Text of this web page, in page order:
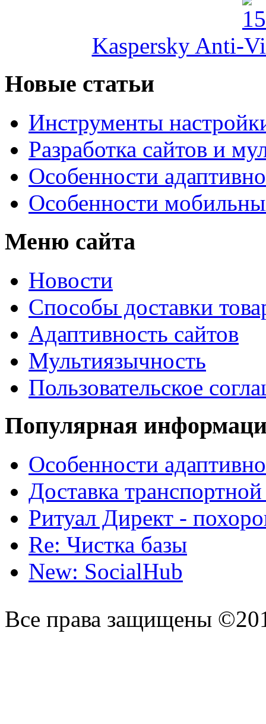
Kaspersky Anti-
Новые статьи
Инструменты
Разработка сайтов и
Особенности
Особенности
Меню сайта
Новости
Способы доставки
Адаптивность сайтов
Мультиязычность
Пользовательское
Популярная
Особенности
Доставка
Ритуал Директ -
Re: Чистка базы
New: SocialHub
Все права защищены